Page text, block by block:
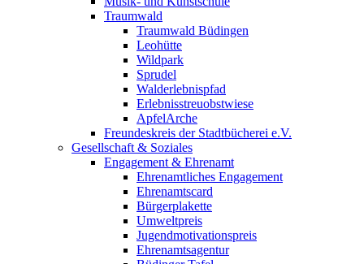
Traumwald
Traumwald Büdingen
Leohütte
Wildpark
Sprudel
Walderlebnispfad
Erlebnisstreuobstwiese
ApfelArche
Freundeskreis der Stadtbücherei e.V.
Gesellschaft & Soziales
Engagement & Ehrenamt
Ehrenamtliches Engagement
Ehrenamtscard
Bürgerplakette
Umweltpreis
Jugendmotivationspreis
Ehrenamtsagentur